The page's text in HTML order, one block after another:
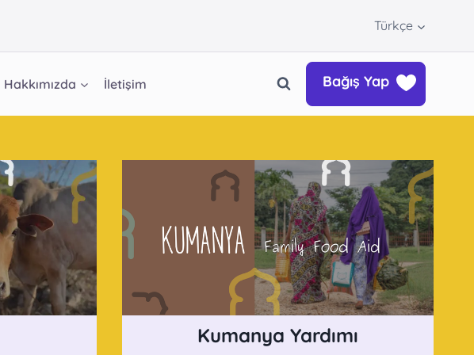
Türkçe
Hakkımızda İletişim Bağış Yap
Kumanya Yardımı